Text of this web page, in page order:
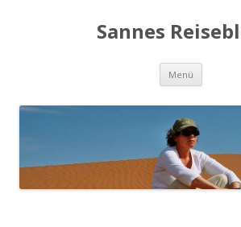
Sannes
Menü Springe
Inhalt